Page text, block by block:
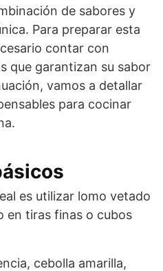
de sabores y
Para preparar esta
contar con
que garantizan su sabor
vamos a detallar
para cocinar
es utilizar lomo vetado
en tiras finas o cubos
cebolla amarilla,